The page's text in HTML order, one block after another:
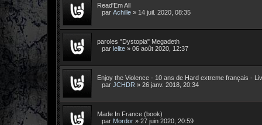
Read'Em All
par Achille » 14 juil. 2020, 08:35
paroles "Dystopia" Megadeth
par lelite » 06 août 2020, 12:37
Enjoy the Violence - 10 ans de Hard extreme français -
par JCHDR » 26 janv. 2018, 20:34
Made In France (book)
par Mordor » 27 juin 2020, 20:59